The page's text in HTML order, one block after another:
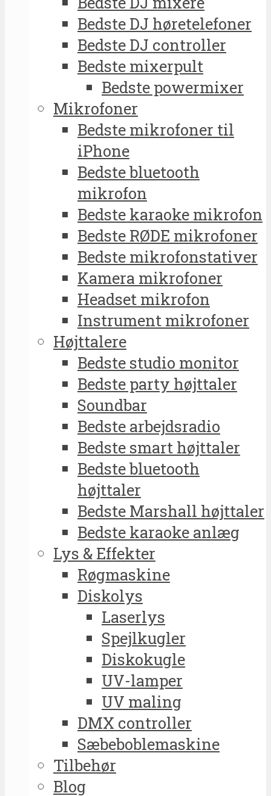
Bedste DJ høretelefoner
Bedste DJ controller
Bedste mixerpult
Bedste powermixer
Mikrofoner
Bedste mikrofoner til
iPhone
Bedste bluetooth
mikrofon
Bedste karaoke mikrofon
Bedste RØDE mikrofoner
Bedste mikrofonstativer
Kamera mikrofoner
Headset mikrofon
Instrument mikrofoner
Højttalere
Bedste studio monitor
Bedste party højttaler
Soundbar
Bedste arbejdsradio
Bedste smart højttaler
Bedste bluetooth
højttaler
Bedste Marshall højttaler
Bedste karaoke anlæg
Lys & Effekter
Røgmaskine
Diskolys
Laserlys
Spejlkugler
Diskokugle
UV-lamper
UV maling
DMX controller
Sæbeboblemaskine
Tilbehør
Blog